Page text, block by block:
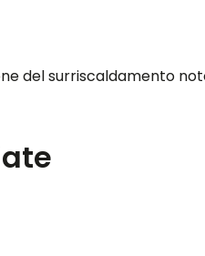
del surriscaldamento